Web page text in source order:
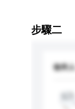
步驟二
收件人